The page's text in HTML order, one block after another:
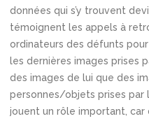
données qui s’y trouvent
témoignent les appels à
ordinateurs des défunts
les dernières images prises
des images de lui que des
personnes/objets prises par
jouent un rôle important,